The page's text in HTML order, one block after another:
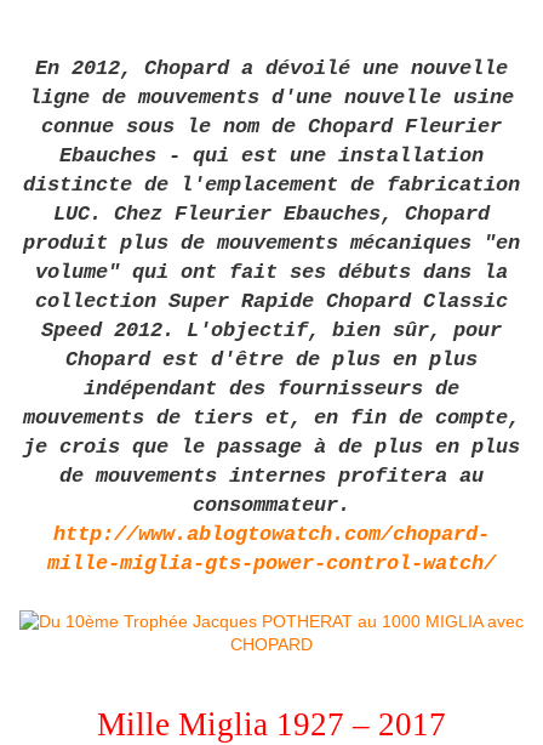
En 2012, Chopard a dévoilé une nouvelle
ligne de mouvements d'une nouvelle usine
connue sous le nom de Chopard Fleurier
Ebauches - qui est une installation
distincte de l'emplacement de fabrication
LUC. Chez Fleurier Ebauches, Chopard
produit plus de mouvements mécaniques "en
volume" qui ont fait ses débuts dans la
collection Super Rapide Chopard Classic
Speed 2012. L'objectif, bien sûr, pour
Chopard est d'être de plus en plus
indépendant des fournisseurs de
mouvements de tiers et, en fin de compte,
je crois que le passage à de plus en plus
de mouvements internes profitera au
consommateur.
http://www.ablogtowatch.com/chopard-
mille-miglia-gts-power-control-watch/
Mille Miglia 1927 – 2017